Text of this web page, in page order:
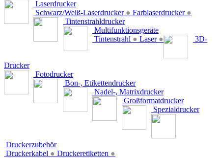
Laserdrucker
Schwarz/Weiß-Laserdrucker ● Farblaserdrucker ●
Tintenstrahldrucker
Multifunktionsgeräte
Tintenstrahl ● Laser ● 3D-
Drucker
Fotodrucker
Bon-, Etikettendrucker
Nadel-, Matrixdrucker
Großformatdrucker
Spezialdrucker
Druckerzubehör
Druckerkabel ● Druckeretiketten ●